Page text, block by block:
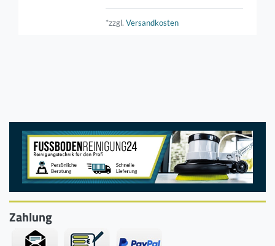
*zzgl.Versandkosten
Zahlung